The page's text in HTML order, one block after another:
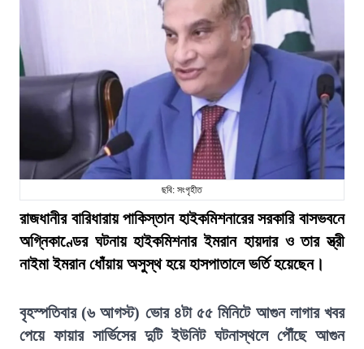
ছবি: সংগৃহীত
রাজধানীর বারিধারায় পাকিস্তান হাইকমিশনারের সরকারি বাসভবনে
অগ্নিকাণ্ডের ঘটনায় হাইকমিশনার ইমরান হায়দার ও তার স্ত্রী
নাইমা ইমরান ধোঁয়ায় অসুস্থ হয়ে হাসপাতালে ভর্তি হয়েছেন।
বৃহস্পতিবার (৬ আগস্ট) ভোর ৪টা ৫৫ মিনিটে আগুন লাগার খবর
পেয়ে ফায়ার সার্ভিসের দুটি ইউনিট ঘটনাস্থলে পৌঁছে আগুন